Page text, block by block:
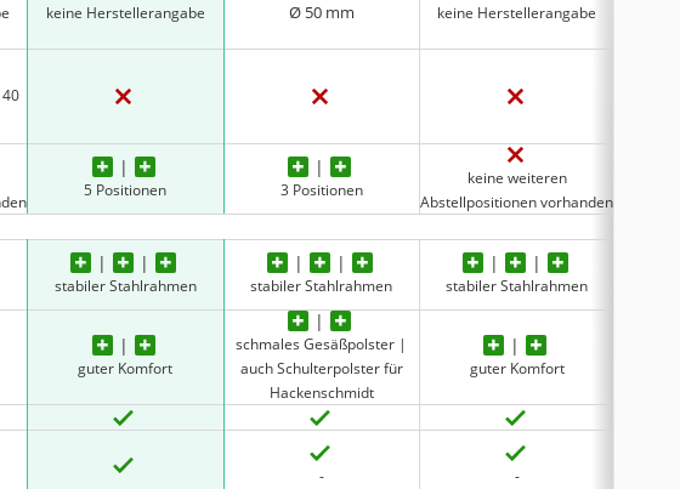
keine Herstellerangabe Ø 50 mm keine Herstellerangabe
5 Positionen 3 Positionen
keine weiteren
Abstellpositionen vorhanden
stabiler Stahlrahmen stabiler Stahlrahmen stabiler Stahlrahmen
guter Komfort
schmales Gesäßpolster |
auch Schulterpolster für
Hackenschmidt
guter Komfort
- -